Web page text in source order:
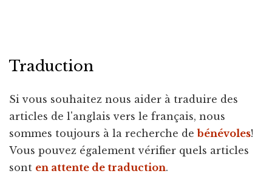
Traduction
Si vous souhaitez nous aider à traduire des
articles de l'anglais vers le français, nous
sommes toujours à la recherche debénévoles!
Vous pouvez également vérifier quels articles
sont en attente de traduction.